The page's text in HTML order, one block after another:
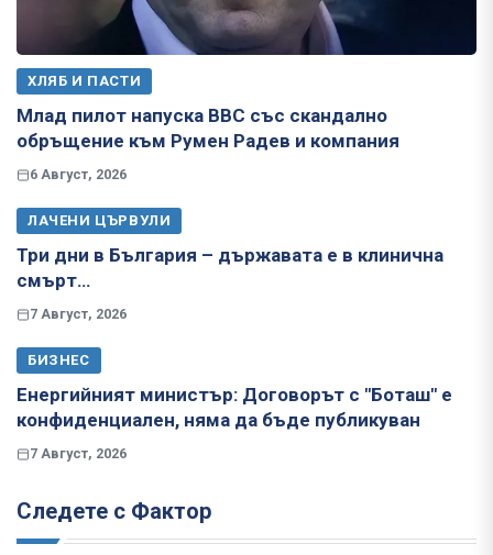
ХЛЯБ И ПАСТИ
Млад пилот напуска ВВС със скандално
обръщение към Румен Радев и компания
6 Август, 2026
ЛАЧЕНИ ЦЪРВУЛИ
Три дни в България – държавата е в клинична
смърт…
7 Август, 2026
БИЗНЕС
Енергийният министър: Договорът с "Боташ" е
конфиденциален, няма да бъде публикуван
7 Август, 2026
Следете с Фактор